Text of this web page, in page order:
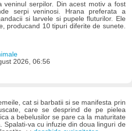
veninul serpilor. Din acest motiv a fost
serpi veninosi. Hrana preferata a
si larvele si pupele fluturilor. Ele
producand 10 tipuri diferite de sunete.
2026, 06:56
cat si barbatii si se manifesta prin
care se desprind de pe pielea
a bebelusilor se pare ca la maturitate
Spalati-va cu infuzie din doua linguri de